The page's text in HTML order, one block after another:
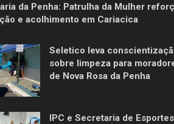
da Penha: Patrulha da Mulher
e acolhimento em Cariacica
Seletico leva
sobre limpeza para
de Nova Rosa da Penha
IPC e Secretaria de Esportes